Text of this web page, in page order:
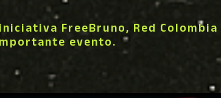
FreeBruno, Red Colombia
evento.